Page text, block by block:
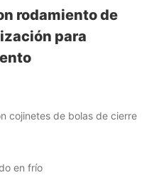
rodamiento de
para
cojinetes de bolas de cierre
en frío